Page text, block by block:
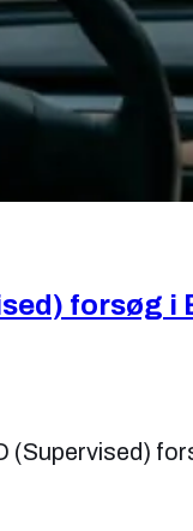
forsøg i
(Supervised)